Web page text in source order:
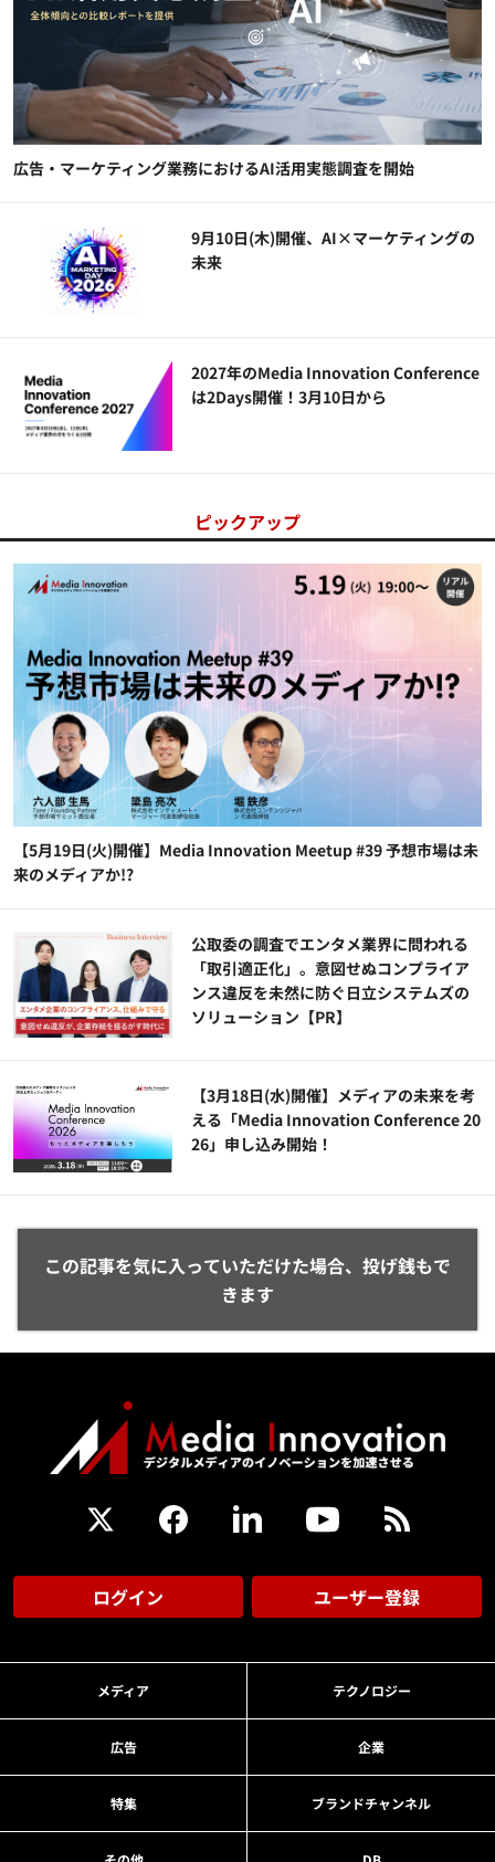
広告・マーケティング業務におけるAI活用実態調査を開始
9月10日(木)開催、AI×マーケティングの
未来
2027年のMedia Innovation Conference
は2Days開催！3月10日から
ピックアップ
【5月19日(火)開催】Media Innovation Meetup #39 予想市場は未
来のメディアか!?
公​​取委の調査でエンタメ業界に問われる
「取引適正化」。意図せぬコンプライア
ンス違反を未然に防ぐ日立システムズの
ソリューション​【PR】
【3月18日(水)開催】メディアの未来を考
える「Media Innovation Conference 20
26」申し込み開始！
この記事を気に入っていただけた場合、投げ銭もで
きます
ログイン ユーザー登録
メディア テクノロジー
広告 企業
特集 ブランドチャンネル